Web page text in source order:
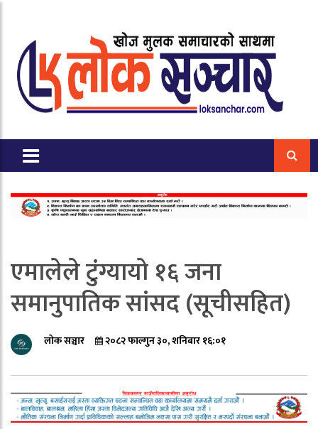
एमालेले टुंग्यायो १६ जना
समानुपातिक सांसद (सूचीसहित)
लोक सञ्चार २०८२ फाल्गुन ३०, शनिबार १६:०१